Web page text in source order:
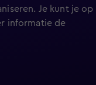
Je kunt je op
informatie de